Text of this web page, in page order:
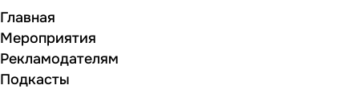
Главная
Мероприятия
Рекламодателям
Подкасты